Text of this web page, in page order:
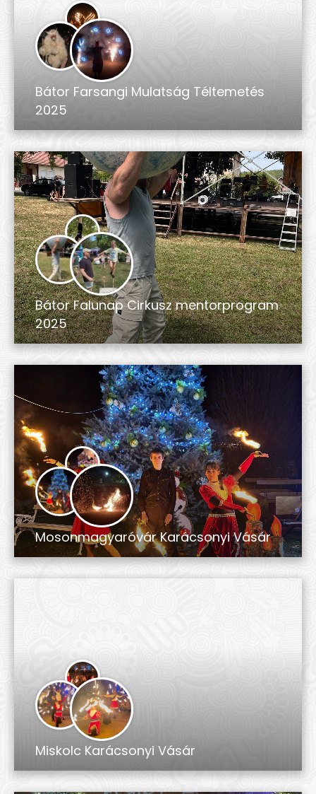
Bátor Farsangi Mulatság Téltemetés
2025
Bátor Falunap Cirkusz mentorprogram
2025
Mosonmagyaróvár Karácsonyi Vásár
Miskolc Karácsonyi Vásár